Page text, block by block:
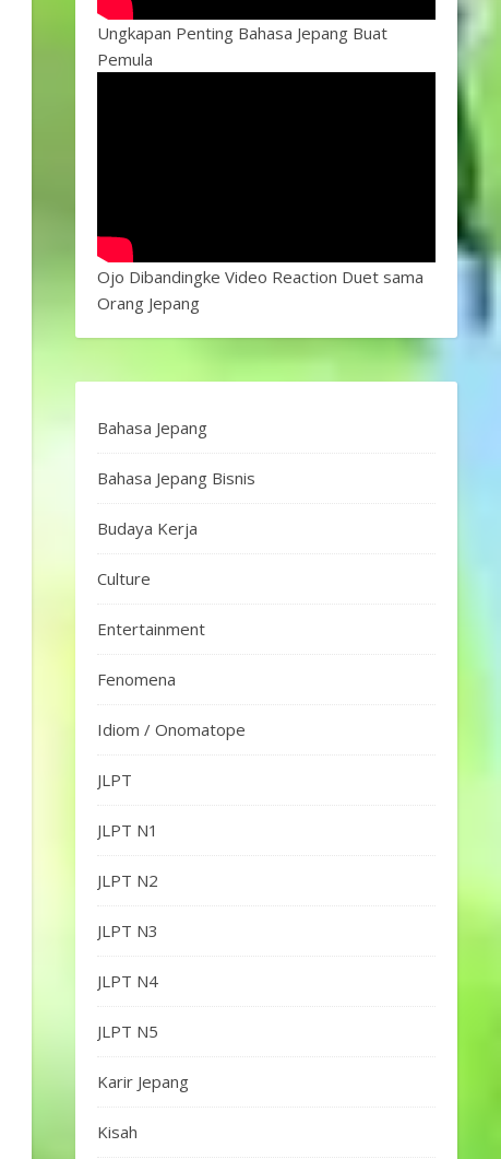
Ungkapan Penting Bahasa Jepang Buat
Pemula
Ojo Dibandingke Video Reaction Duet sama
Orang Jepang
Bahasa Jepang
Bahasa Jepang Bisnis
Budaya Kerja
Culture
Entertainment
Fenomena
Idiom / Onomatope
JLPT
JLPT N1
JLPT N2
JLPT N3
JLPT N4
JLPT N5
Karir Jepang
Kisah